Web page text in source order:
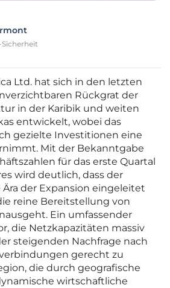
Sicherheit
Ltd. hat sich in den letzten
Rückgrat der
in der Karibik und weiten
entwickelt, wobei das
gezielte Investitionen eine
Mit der Bekanntgabe
für das erste Quartal
wird deutlich, dass der
der Expansion eingeleitet
reine Bereitstellung von
Ein umfassender
die Netzkapazitäten massiv
steigenden Nachfrage nach
gerecht zu
die durch geografische
wirtschaftliche